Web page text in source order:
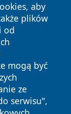
aby
plików
od
mogą być
ze
serwisu",
prawa